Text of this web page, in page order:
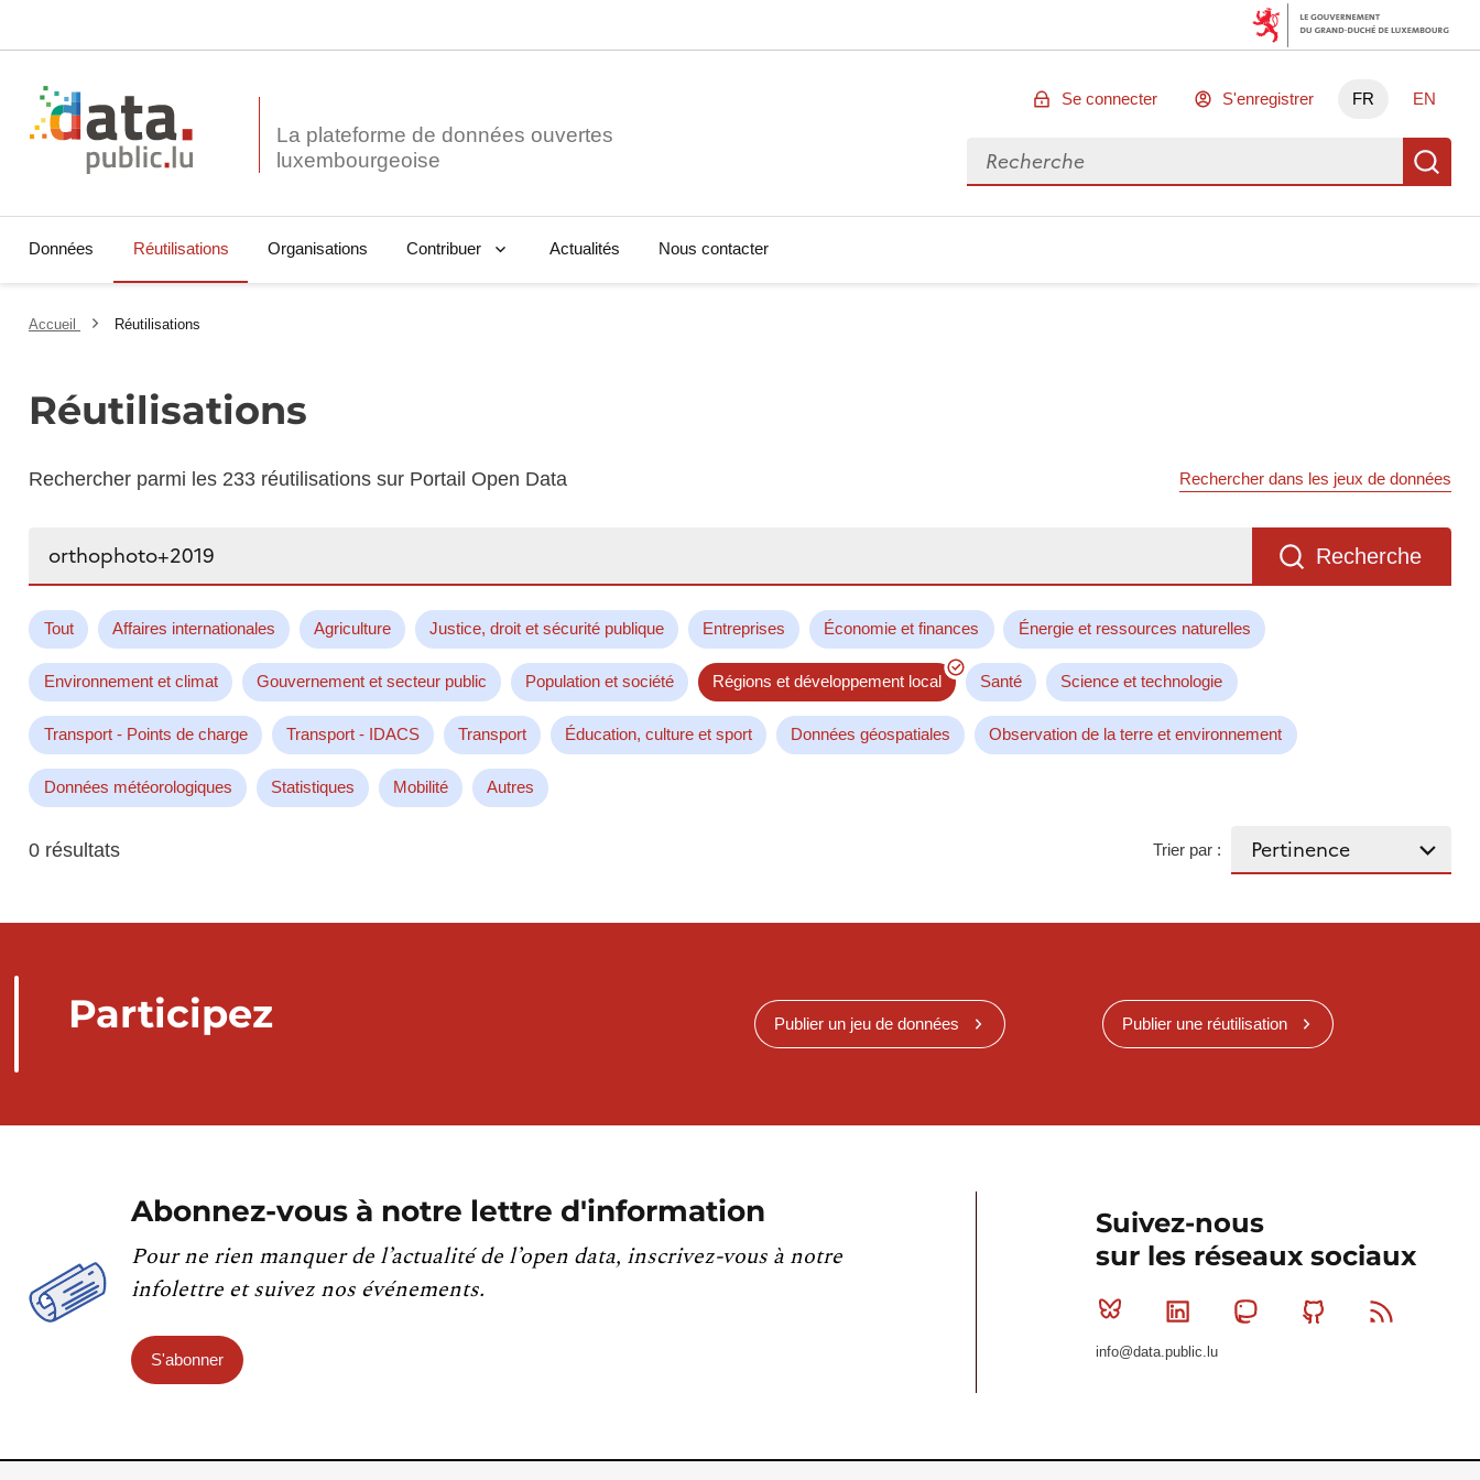
La plateforme de données ouvertes
Se connecter S'enregistrer FR EN
Rechercher des données
Données Réutilisations Organisations Contribuer Actualités Nous contacter
Accueil Réutilisations
Réutilisations
Rechercher parmi les 233 réutilisations sur Portail Open Data Rechercher dans les jeux de données
Recherche
Tout Affaires internationales Agriculture Justice, droit et sécurité publique Entreprises Économie et finances Énergie et ressources naturelles
Environnement et climat Gouvernement et secteur public Population et société Régions et développement local Santé Science et technologie
Transport - Points de charge Transport - IDACS Transport Éducation, culture et sport Données géospatiales Observation de la terre et environnement
Données météorologiques Statistiques Mobilité Autres
0 résultats Trier par :
Participez Publier un jeu de données Publier une réutilisation
Abonnez-vous à notre lettre d'information
Pour ne rien manquer de l’actualité de l’open data, inscrivez-vous à notre
infolettre et suivez nos événements.
S'abonner
Suivez-nous
sur les réseaux sociaux
Bluesky Linkedin MastodonGithub
info@data.public.lu